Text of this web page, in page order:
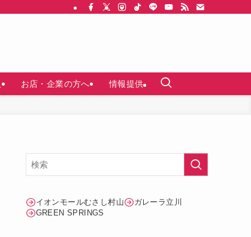
お店・企業の方へ 情報提供
イオンモールむさし村山
ガレーラ立川
GREEN SPRINGS